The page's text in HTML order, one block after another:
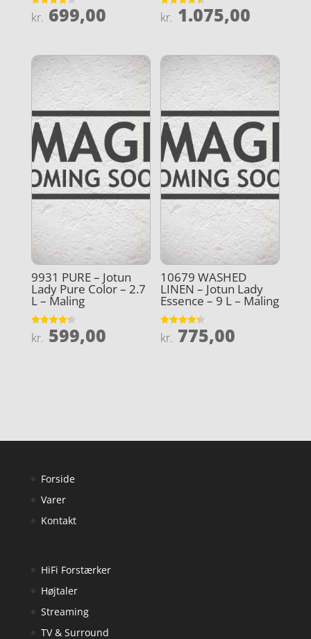
Vurderet
4
kr. 699,00
Vurderet
4.5
kr. 1.075,00
9931 PURE – Jotun
Lady Pure Color – 2.7
L – Maling
Vurderet
4.3
kr. 599,00
10679 WASHED
LINEN – Jotun Lady
Essence – 9 L – Maling
Vurderet
4.3
kr. 775,00
Forside
Varer
Kontakt
HiFi Forstærker
Højtaler
Streaming
TV & Surround